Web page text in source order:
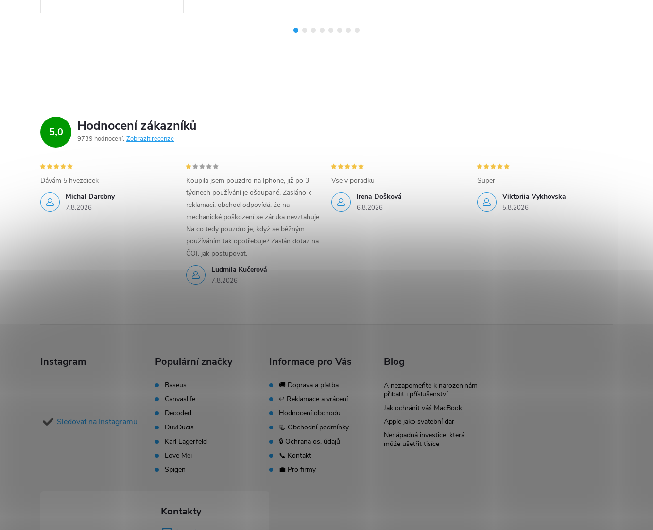
5,0 Hodnocení zákazníků
9739 hodnocení Zobrazit recenze
Michal Darebny
7.8.2026
Dávám 5 hvezdicek
Ludmila Kučerová
7.8.2026
Koupila jsem pouzdro na Iphone, již po 3
týdnech používání je ošoupané. Zasláno k
reklamaci, obchod odpovídá, že na
mechanické poškození se záruka nevztahuje.
Na co tedy pouzdro je, když se běžným
používáním tak opotřebuje? Zaslán dotaz na
ČOI, jak postupovat.
Irena Došková
6.8.2026
Vse v poradku
Viktoriia Vykhovska
5.8.2026
Super
Instagram
Sledovat na Instagramu
Populární značky
Baseus
Canvaslife
Decoded
DuxDucis
Karl Lagerfeld
Love Mei
Spigen
Informace pro Vás
🚚 Doprava a platba
↩️ Reklamace a vrácení
Hodnocení obchodu
📃 Obchodní podmínky
🔒 Ochrana os. údajů
📞 Kontakt
💼 Pro firmy
Blog
A nezapomeňte k narozeninám
přibalit i příslušenství
Jak ochránit váš MacBook
Apple jako svatební dar
Nenápadná investice, která
může ušetřit tisíce